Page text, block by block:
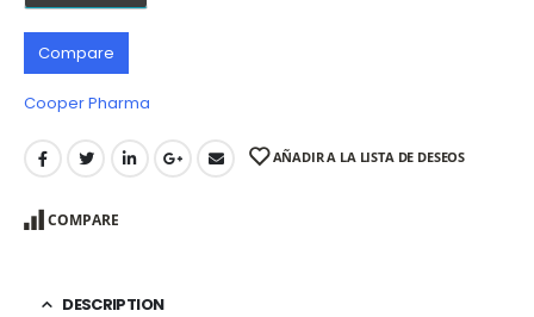
Compare
Cooper Pharma
AÑADIR A LA LISTA DE DESEOS
COMPARE
DESCRIPTION